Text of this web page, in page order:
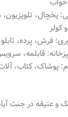
یخچال،
کولر
فرش، پرده،
قابلمه،
پوشاک، کتاب،
و عتیقه در جنت